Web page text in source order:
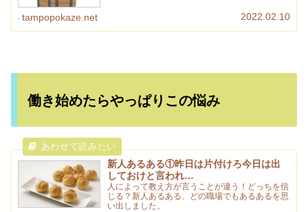
tampopokaze.net 2022.02.10
働き始めたらやっぱりこの悩み
新人あるある①昨日は片付けろ今日は出
しておけと言われ…
人によって教え方が言うことが違う！どっちを信
じる？新人あるある、どの職場でもあるあるを思
い出しました。